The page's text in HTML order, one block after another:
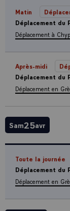
Matin
Déplacement du
Déplacement à
Après-midi
Déplacement du
Déplacement en
Sam25avr
Toute la journée
Déplacement du
Déplacement en